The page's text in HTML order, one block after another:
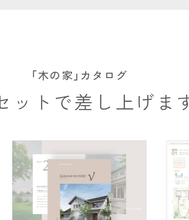
「木の家」カタログ
ットで差し上げま